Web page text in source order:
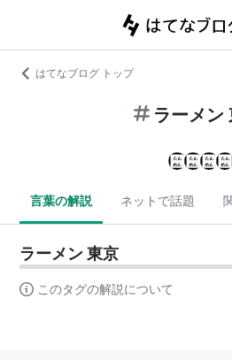
はてなブログ トップ
ラーメン
言葉の解説 ネットで話題
ラーメン 東京
このタグの解説について